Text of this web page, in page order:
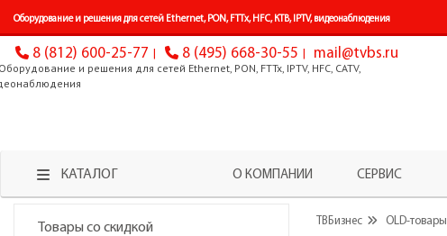
Оборудование и решения для сетей Ethernet, PON, FTTx, HFC, КТВ, IPTV, видеонаблюдения
8 (812) 600-25-77 8 (495) 668-30-55 mail@tvbs.ru
КАТАЛОГ О КОМПАНИИ СЕРВИС
Товары со скидкой
ТВБизнес OLD-товары